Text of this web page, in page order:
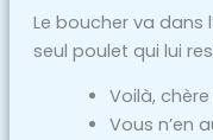
Le boucher va dans
seul poulet qui lui
Voilà,
Vous n’en